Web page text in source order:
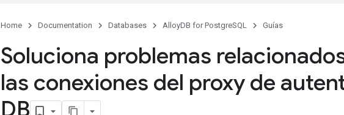
Home Documentation Databases AlloyDB for PostgreSQL Guías
Soluciona problemas
las conexiones del proxy de
DB